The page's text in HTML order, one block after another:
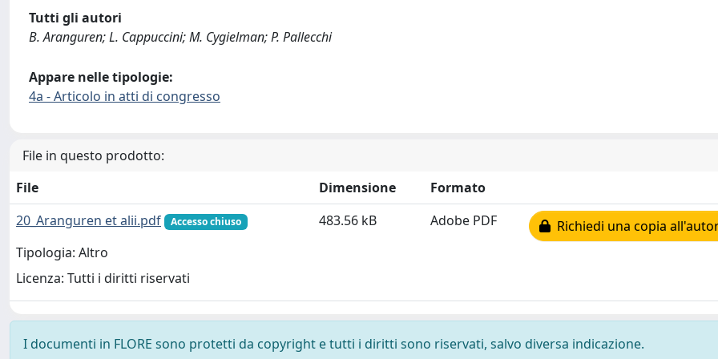
Tutti gli autori
B. Aranguren; L. Cappuccini; M. Cygielman; P. Pallecchi
Appare nelle tipologie:
4a - Articolo in atti di congresso
File in questo prodotto:
File
Dimensione
Formato
20_Aranguren et alii.pdf
Accesso chiuso
Tipologia: Altro
Licenza: Tutti i diritti riservati
483.56 kB Adobe PDF Richiedi una copia
I documenti in FLORE sono protetti da copyright e tutti i diritti sono riservati, salvo diversa indicazione.